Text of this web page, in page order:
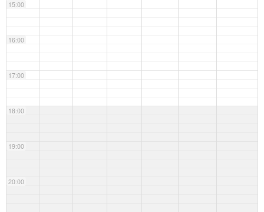
15:00
16:00
17:00
18:00
19:00
20:00